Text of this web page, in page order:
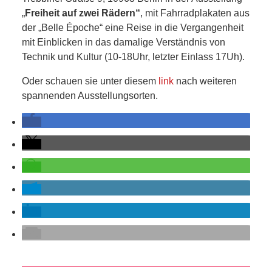
SCHULE
KUNST
UND
KULTUR
IN
EIGENER
SACHE
MITEINANDER
„Freiheit auf zwei Rädern“, mit Fahrradplakaten aus
der „Belle Époche“ eine Reise in die Vergangenheit
mit Einblicken in das damalige Verständnis von
Technik und Kultur (10-18Uhr, letzter Einlass 17Uh).
Oder schauen sie unter diesem link nach weiteren
spannenden Ausstellungsorten.